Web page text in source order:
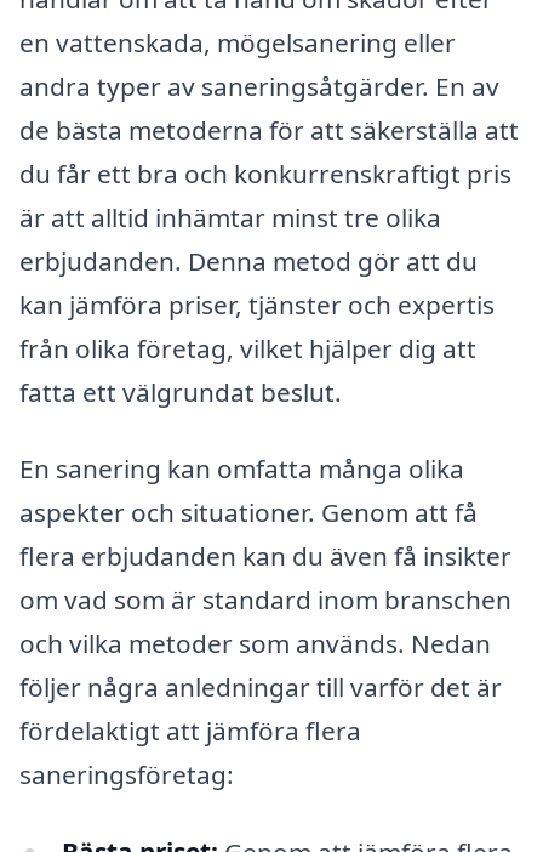
en vattenskada, mögelsanering eller
andra typer av saneringsåtgärder. En av
de bästa metoderna för att säkerställa att
du får ett bra och konkurrenskraftigt pris
är att alltid inhämtar minst tre olika
erbjudanden. Denna metod gör att du
kan jämföra priser, tjänster och expertis
från olika företag, vilket hjälper dig att
fatta ett välgrundat beslut.
En sanering kan omfatta många olika
aspekter och situationer. Genom att få
flera erbjudanden kan du även få insikter
om vad som är standard inom branschen
och vilka metoder som används. Nedan
följer några anledningar till varför det är
fördelaktigt att jämföra flera
saneringsföretag: